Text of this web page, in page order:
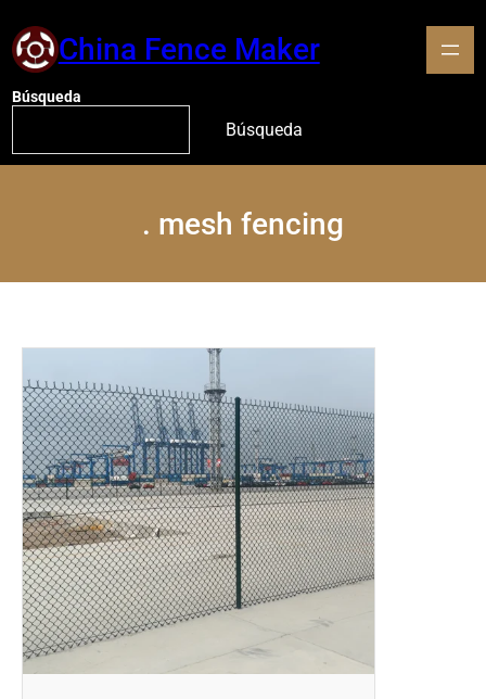
China Fence Maker
Búsqueda
Búsqueda
. mesh fencing